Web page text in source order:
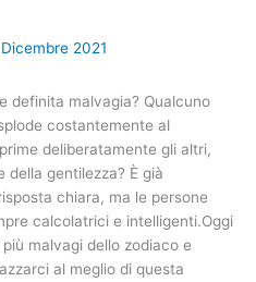
2021
definita malvagia? Qualcuno
costantemente al
deliberatamente gli altri,
della gentilezza? È già
chiara, ma le persone
calcolatrici e intelligenti.Oggi
malvagi dello zodiaco e
al meglio di questa